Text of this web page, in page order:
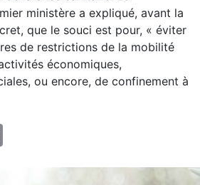
ministère a expliqué, avant la
que le souci est pour, « éviter
de restrictions de la mobilité
économiques,
ou encore, de confinement à